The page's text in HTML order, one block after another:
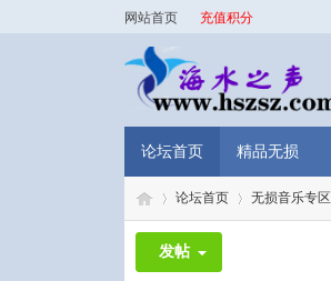
网站首页 充值积分
论坛首页 精品无损
论坛首页 无损音乐专区
发帖